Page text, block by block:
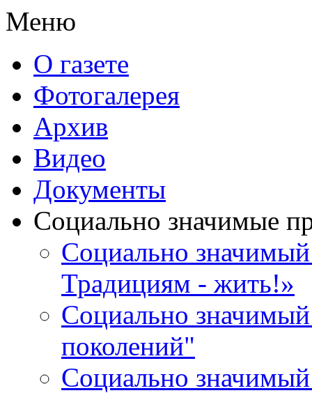
Меню
О газете
Фотогалерея
Архив
Видео
Документы
Социально значимые
Социально
Традициям - жить!»
Социально значимый
поколений"
Социально